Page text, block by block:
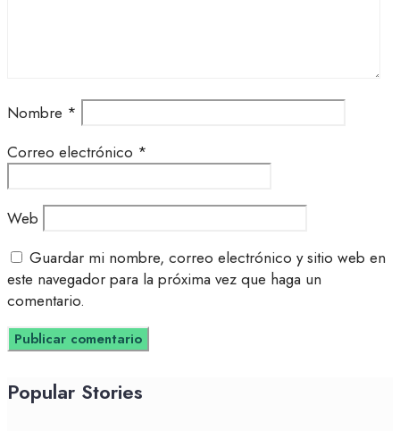
Nombre *
Correo electrónico *
Web
Guardar mi nombre, correo electrónico y sitio web en
este navegador para la próxima vez que haga un
comentario.
Popular Stories